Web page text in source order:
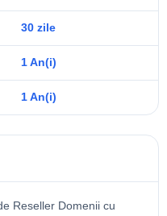
30 zile
1 An(i)
1 An(i)
Reseller Domenii cu